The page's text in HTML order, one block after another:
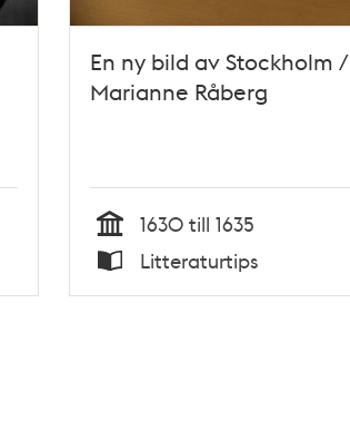
En ny bild av Stockholm /
Marianne Råberg
Tid
1630 till 1635
Litteraturtips